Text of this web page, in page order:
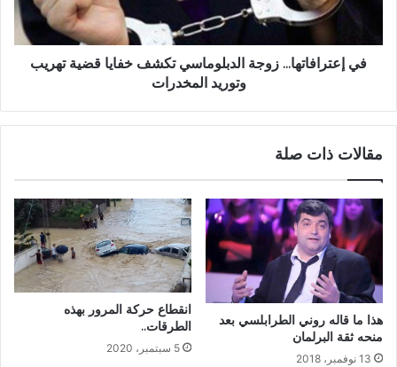
في إعترافاتها... زوجة الدبلوماسي تكشف خفايا قضية تهريب
وتوريد المخدرات
مقالات ذات صلة
هذا ما قاله روني الطرابلسي بعد
منحه ثقة البرلمان
13 نوفمبر، 2018
انقطاع حركة المرور بهذه
الطرقات..
5 سبتمبر، 2020